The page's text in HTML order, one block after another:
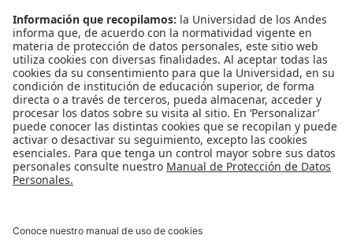
Leer Más
Leer Más
Leer Más
Ver más Noticias...
Ver más Eventos...
Apoyo Financiero
Reconocimiento como Universidad: Decreto 1297 del 30 de mayo de